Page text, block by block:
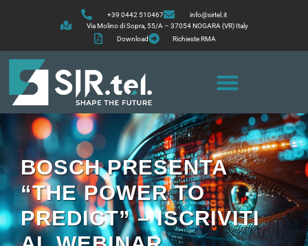
+39 0442 510467
info@sirtel.it
Via Molino di Sopra, 55/A – 37054 NOGARA (VR) Italy
Download
Richieste RMA
BOSCH PRESENTA
“THE POWER TO
PREDICT” – ISCRIVITI